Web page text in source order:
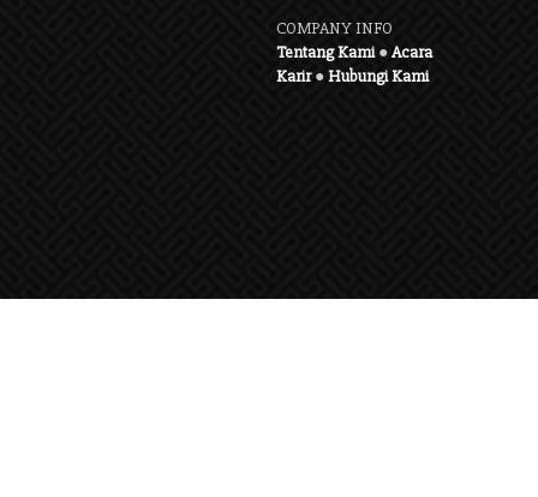
COMPANY INFO
Tentang Kami●Acara
Karir●Hubungi Kami